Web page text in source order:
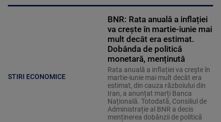
STIRI ECONOMICE
BNR: Rata anuală a inflației
va crește în martie-iunie mai
mult decât era estimat.
Dobânda de politică
monetară, menținută
Rata anuală a inflației va crește în
martie-iunie mai mult decât era
estimat, din cauza războiului din
Iran, a anunțat marți Banca
Națională. Totodată, Consiliul de
Administrație al BNR a decis
menținerea dobânzii de politică